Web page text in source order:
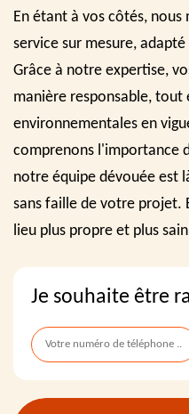
En étant à vos côtés,
service sur mesure,
Grâce à notre expertise,
manière responsable, tout
environnementales en
comprenons l'importance
notre équipe dévouée est
sans faille de votre projet.
lieu plus propre et plus
Je souhaite être